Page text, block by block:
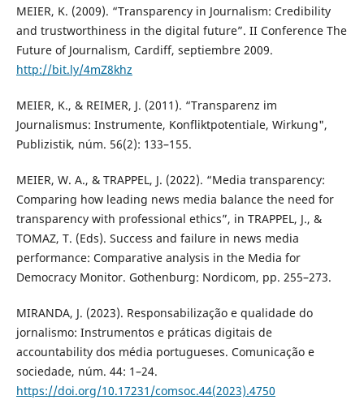
MEIER, K. (2009). “Transparency in Journalism: Credibility
and trustworthiness in the digital future”. II Conference The
Future of Journalism, Cardiff, septiembre 2009.
http://bit.ly/4mZ8khz
MEIER, K., & REIMER, J. (2011). “Transparenz im
Journalismus: Instrumente, Konfliktpotentiale, Wirkung",
Publizistik, núm. 56(2): 133–155.
MEIER, W. A., & TRAPPEL, J. (2022). “Media transparency:
Comparing how leading news media balance the need for
transparency with professional ethics”, in TRAPPEL, J., &
TOMAZ, T. (Eds). Success and failure in news media
performance: Comparative analysis in the Media for
Democracy Monitor. Gothenburg: Nordicom, pp. 255–273.
MIRANDA, J. (2023). Responsabilização e qualidade do
jornalismo: Instrumentos e práticas digitais de
accountability dos média portugueses. Comunicação e
sociedade, núm. 44: 1–24.
https://doi.org/10.17231/comsoc.44(2023).4750